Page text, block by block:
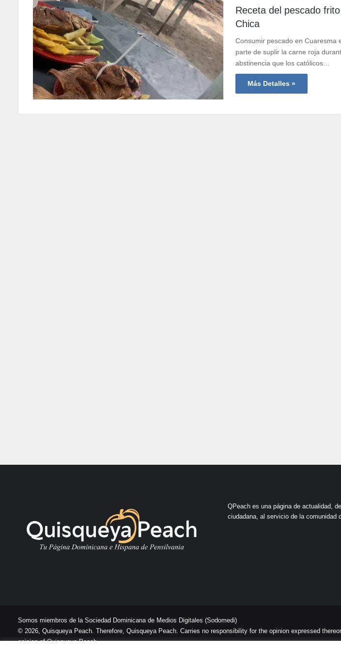
Receta del pescado
Chica
Consumir pescado en Cuaresma
parte de suplir la carne roja
abstinencia que los católicos…
Más Detalles »
QPeach es una página de actualidad,
ciudadana, al servicio de la comunidad
Somos miembros de la Sociedad Dominicana de Medios Digitales (Sodomedi)
© 2026, Quisqueya Peach. Therefore, Quisqueya Peach. Carries no responsibility for the opinion expressed
opinion of Quisqueya Peach .